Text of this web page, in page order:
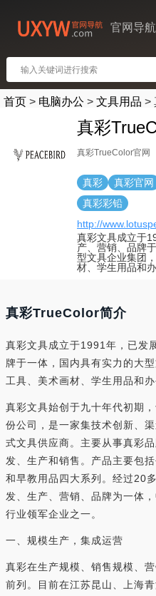
官网导航
首页 > 电脑办公 > 文具用品 >
真彩
真彩TrueColor官网
真彩 真彩官网
真彩彩铅
http://
真彩文具成立于
产、营销、品牌
型文具企业集团
材、学生用品和
真彩TrueColor简介
真彩文具成立于1991年，已发
牌于一体，国内具有实力的大
工具、美术画材、学生用品和
真彩文具始创于九十年代初期
份公司，是一家集技术创新、
式文具供应商。主要从事真彩
发、生产和销售。产品主要包
和早教用品四大系列。经过20
发、生产、营销、品牌为一体
行业领军企业之一。
一、规模生产，集成运营
真彩在生产规模、销售规模、
前列。目前在江苏昆山、上海